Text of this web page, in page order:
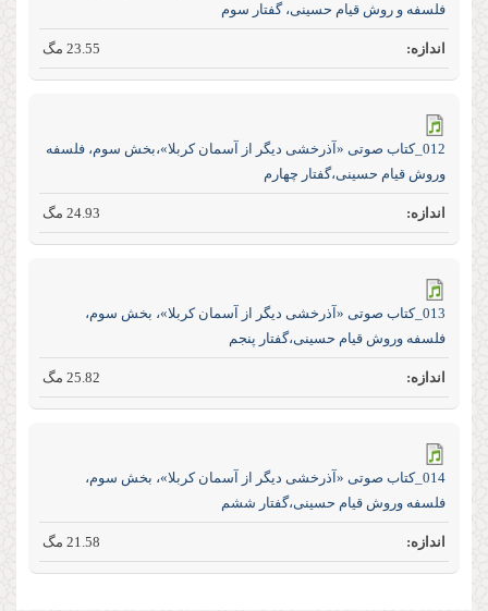
فلسفه و روش قیام حسینی، گفتار سوم
23.55 مگ
012_کتاب صوتی «آذرخشی‌ دیگر‌ از‌ آسمان‌ کربلا»،بخش سوم، فلسفه
وروش قیام حسینی،گفتار چهارم
24.93 مگ
013_کتاب صوتی «آذرخشی‌ دیگر‌ از‌ آسمان‌ کربلا»، بخش سوم،
فلسفه وروش قیام حسینی،گفتار پنجم
25.82 مگ
014_کتاب صوتی «آذرخشی‌ دیگر‌ از‌ آسمان‌ کربلا»، بخش سوم،
فلسفه وروش قیام حسینی،گفتار ششم
21.58 مگ